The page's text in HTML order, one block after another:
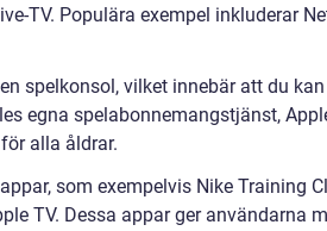
TV. Populära exempel inkluderar
spelkonsol, vilket innebär att du
egna spelabonnemangstjänst,
alla åldrar.
som exempelvis Nike Training
TV. Dessa appar ger användarna